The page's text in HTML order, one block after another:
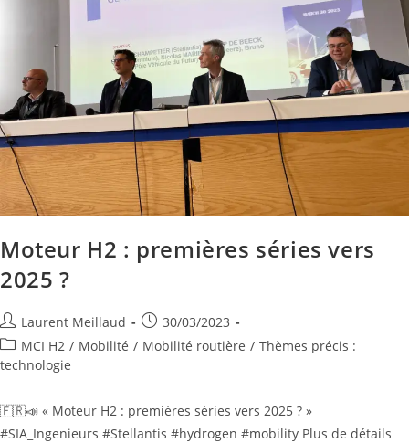
Moteur H2 : premières séries vers
2025 ?
Laurent Meillaud
30/03/2023
MCI H2 / Mobilité / Mobilité routière / Thèmes précis :
technologie
🇫🇷📣 « Moteur H2 : premières séries vers 2025 ? »
#SIA_Ingenieurs #Stellantis #hydrogen #mobility Plus de détails